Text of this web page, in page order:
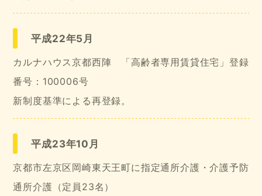
平成22年5月
カルナハウス京都西陣 「高齢者専用賃貸住宅」登録
番号：100006号
新制度基準による再登録。
平成23年10月
京都市左京区岡崎東天王町に指定通所介護・介護予防
通所介護（定員23名）